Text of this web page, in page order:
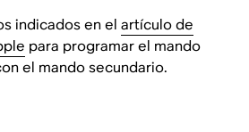
indicados en elartículo de
para programar el mando
el mando secundario.